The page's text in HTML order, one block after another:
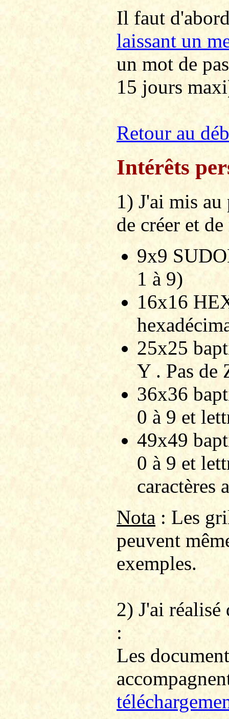
Il faut
laissant un
un mot de
15 jours
Retour au
Intérêts
1) J'ai mis
de créer et
9x9
1 à 9)
16x16
25x25
Y . Pas de
36x36
0 à 9 et
49x49
0 à 9 et
caractères
Nota : Les
peuvent
exemples.
2) J'ai réalisé
:
Les